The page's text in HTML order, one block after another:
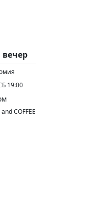
19:00
and COFFEE